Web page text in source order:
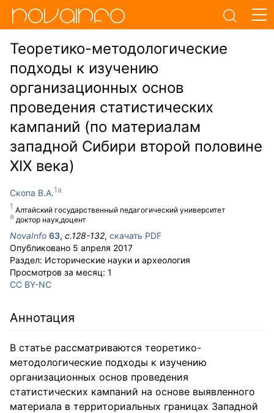
Теоретико-методологические
подходы к изучению
организационных основ
проведения статистических
кампаний (по материалам
западной Сибири второй половине
XIX века)
Скопа В.А.
Алтайский государственный педагогический университет
доктор наук,доцент
NovaInfo 63, с.128-132, скачать PDF
Опубликовано 5 апреля 2017
Раздел: Исторические науки и археология
Просмотров за месяц: 1
CC BY-NC
Аннотация
В статье рассматриваются теоретико-
методологические подходы к изучению
организационных основ проведения
статистических кампаний на основе выявленного
материала в территориальных границах Западной